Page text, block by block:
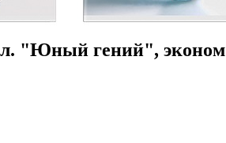
"Юный гений", эконом